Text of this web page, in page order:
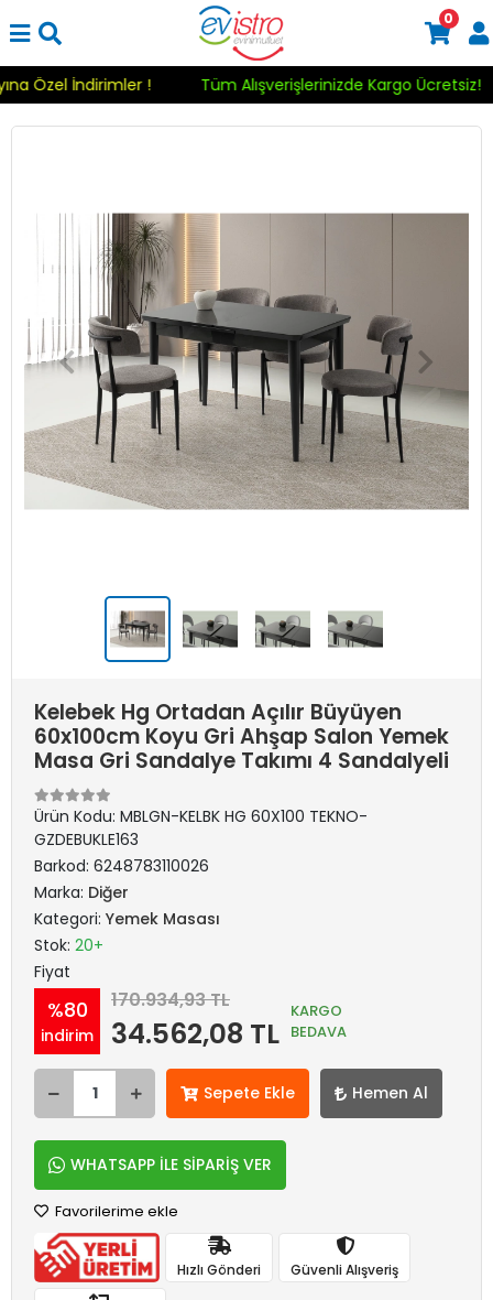
Özel İndirimler ! Tüm Alışverişlerinizde Kargo
0
Kelebek Hg Ortadan Açılır Büyüyen
60x100cm Koyu Gri Ahşap Salon Yemek
Masa Gri Sandalye Takımı 4 Sandalyeli
Ürün Kodu: MBLGN-KELBK HG 60X100 TEKNO-
GZDEBUKLE163
Barkod: 6248783110026
Marka: Diğer
Kategori: Yemek Masası
Stok: 20+
Fiyat
%80
indirim
170.934,93 TL
34.562,08 TL
KARGO
BEDAVA
Sepete Ekle Hemen Al
WHATSAPP İLE SİPARİŞ VER
Favorilerime ekle
Hızlı Gönderi Güvenli Alışveriş